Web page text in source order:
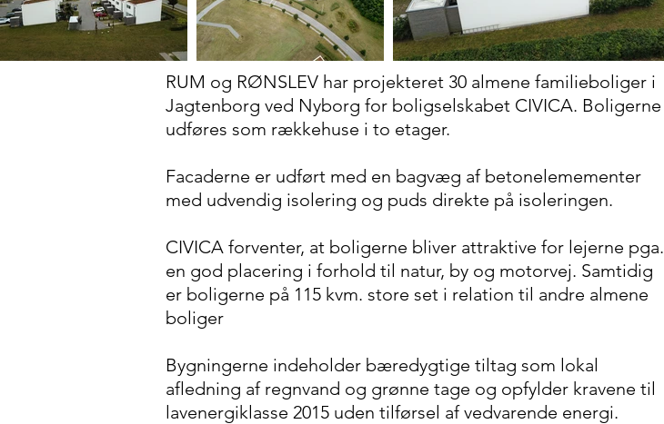
RUM og RØNSLEV har projekteret 30 almene familieboliger i
Jagtenborg ved Nyborg for boligselskabet CIVICA. Boligerne
udføres som rækkehuse i to etager.
Facaderne er udført med en bagvæg af betonelemementer
med udvendig isolering og puds direkte på isoleringen.
CIVICA forventer, at boligerne bliver attraktive for lejerne pga.
en god placering i forhold til natur, by og motorvej. Samtidig
er boligerne på 115 kvm. store set i relation til andre almene
boliger
Bygningerne indeholder bæredygtige tiltag som lokal
afledning af regnvand og grønne tage og opfylder kravene til
lavenergiklasse 2015 uden tilførsel af vedvarende energi.